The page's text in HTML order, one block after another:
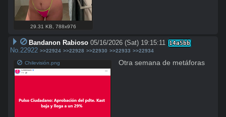
29.31 KB,788x976
Bandanon Rabioso 05/16/2026 (Sat) 19:15:11 14a5bb
No. 22922 >>22924 >>22928 >>22930 >>22933 >>22934
Chilevisión.png Otra semana de metáforas